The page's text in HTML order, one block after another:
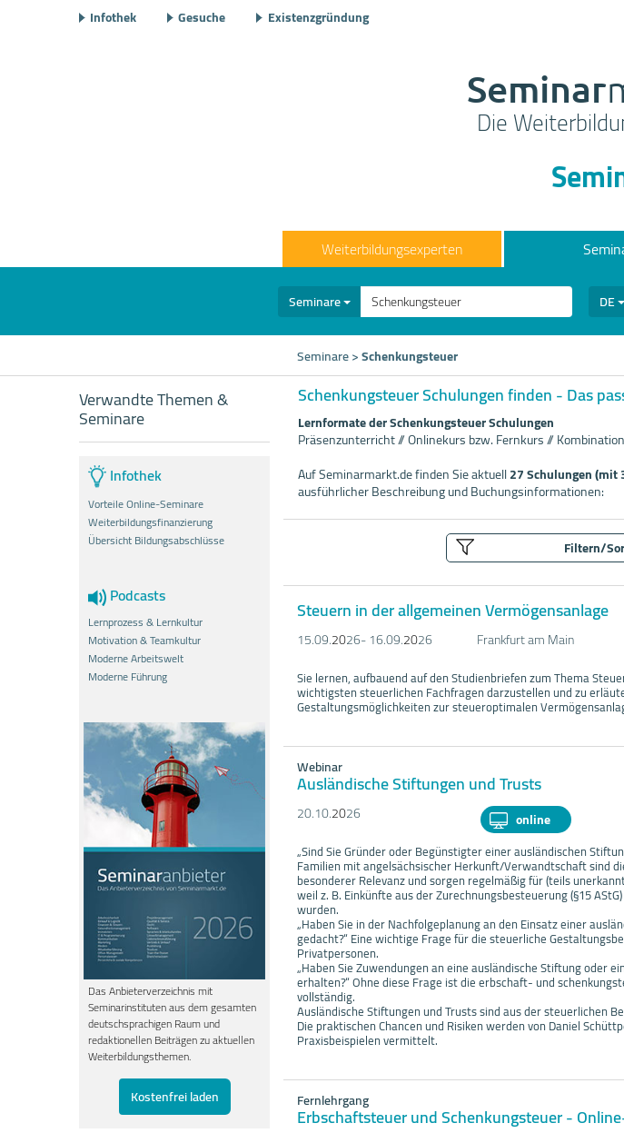
Infothek Gesuche Existenzgründung
Seminar
Die
Weiterbildungsexperten
Seminare DE
Seminare>Schenkungsteuer
Verwandte Themen &
Seminare
Infothek
Vorteile Online-Seminare
Weiterbildungsfinanzierung
Übersicht Bildungsabschlüsse
Podcasts
Lernprozess & Lernkultur
Motivation & Teamkultur
Moderne Arbeitswelt
Moderne Führung
Das Anbieterverzeichnis mit
Seminarinstituten aus dem gesamten
deutschsprachigen Raum und
redaktionellen Beiträgen zu aktuellen
Weiterbildungsthemen.
Kostenfrei laden
Schenkungsteuer Schulungen finden - Das
Lernformate der Schenkungsteuer Schulungen
Präsenzunterricht // Onlinekurs bzw. Fernkurs //
Auf Seminarmarkt.de finden Sie aktuell27 Schulungen (mit
ausführlicher Beschreibung und Buchungsinformationen:
Filtern/
Steuern in der allgemeinen Vermögensanlage
15.09.2026- 16.09.2026 Frankfurt am Main
Sie lernen, aufbauend auf den Studienbriefen zum Thema
wichtigsten steuerlichen Fachfragen darzustellen und zu
Gestaltungsmöglichkeiten zur steueroptimalen
Webinar
Ausländische Stiftungen und Trusts
20.10.2026 online
„Sind Sie Gründer oder Begünstigter einer ausländischen
Familien mit angelsächsischer Herkunft/Verwandtschaft sind
besonderer Relevanz und sorgen regelmäßig für (teils
weil z. B. Einkünfte aus der Zurechnungsbesteuerung (§15
wurden.
„Haben Sie in der Nachfolgeplanung an den Einsatz einer
gedacht?“ Eine wichtige Frage für die steuerliche
Privatpersonen.
„Haben Sie Zuwendungen an eine ausländische Stiftung oder
erhalten?“ Ohne diese Frage ist die erbschaft- und
vollständig.
Ausländische Stiftungen und Trusts sind aus der steuerlichen
Die praktischen Chancen und Risiken werden von Daniel
Praxisbeispielen vermittelt.
Fernlehrgang
Erbschaftsteuer und Schenkungsteuer -